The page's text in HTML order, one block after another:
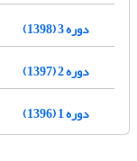
دوره 3 (1398)
دوره 2 (1397)
دوره 1 (1396)